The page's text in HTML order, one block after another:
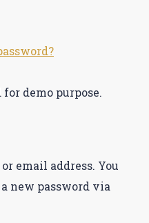
demo purpose.
email address. You
new password via